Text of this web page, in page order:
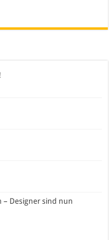
– Designer sind nun